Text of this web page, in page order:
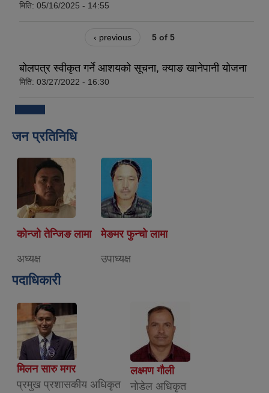
मिति: 05/16/2025 - 14:55
‹ previous 5 of 5
बोलपत्र स्वीकृत गर्ने आशयको सूचना, क्याङ खानेपानी योजना
मिति: 03/27/2022 - 16:30
जन प्रतिनिधि
कोन्जो तेन्जिङ लामा
अध्यक्ष
मेङमर फुन्चो लामा
उपाध्यक्ष
पदाधिकारी
मिलन सारु मगर
प्रमुख प्रशासकीय अधिकृत
लक्ष्मण गौली
नाेडेल अधिकृत